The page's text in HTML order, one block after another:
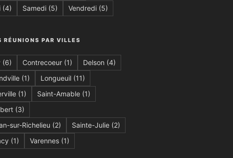
(4) Samedi(5) Vendredi(5)
RÉUNIONS PAR VILLES
(6) Contrecoeur(1) Delson (4)
(1) Longueuil(11)
(1) Saint-Amable(1)
(3)
sur-Richelieu (2) Sainte-Julie(2)
(1) Varennes(1)